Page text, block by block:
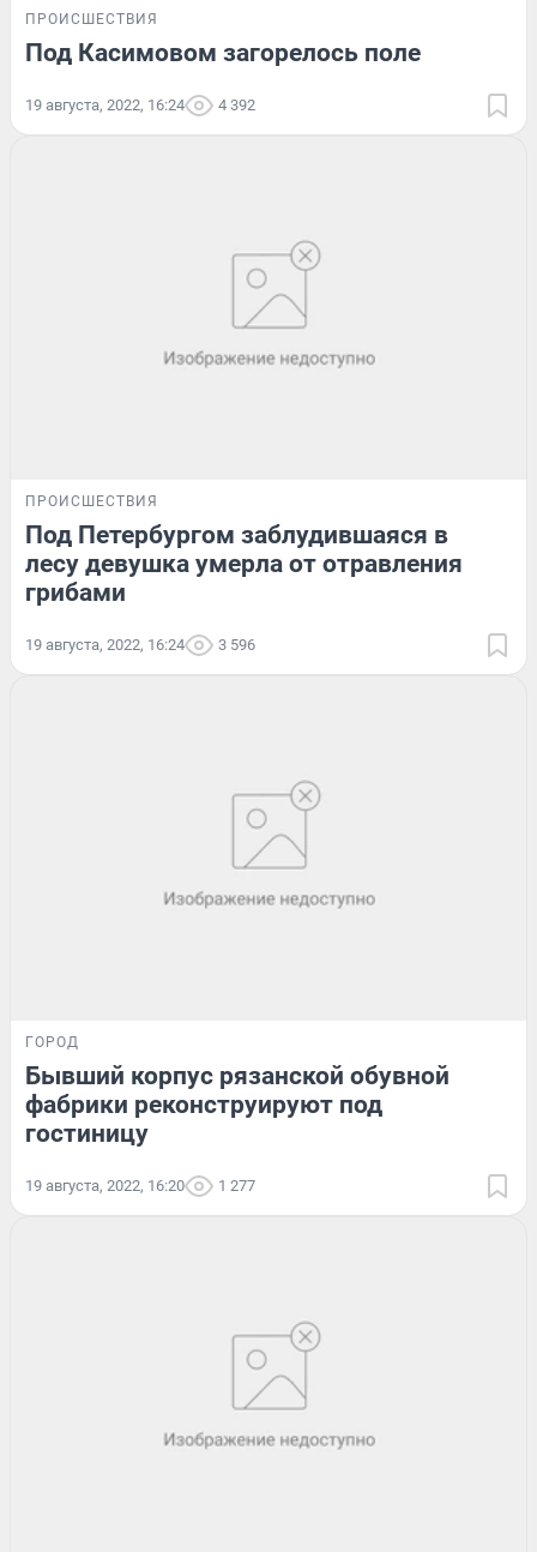
ПРОИСШЕСТВИЯ
Под Касимовом загорелось поле
19 августа, 2022, 16:24 4 392
ПРОИСШЕСТВИЯ
Под Петербургом заблудившаяся в
лесу девушка умерла от отравления
грибами
19 августа, 2022, 16:24 3 596
ГОРОД
Бывший корпус рязанской обувной
фабрики реконструируют под
гостиницу
19 августа, 2022, 16:20 1 277